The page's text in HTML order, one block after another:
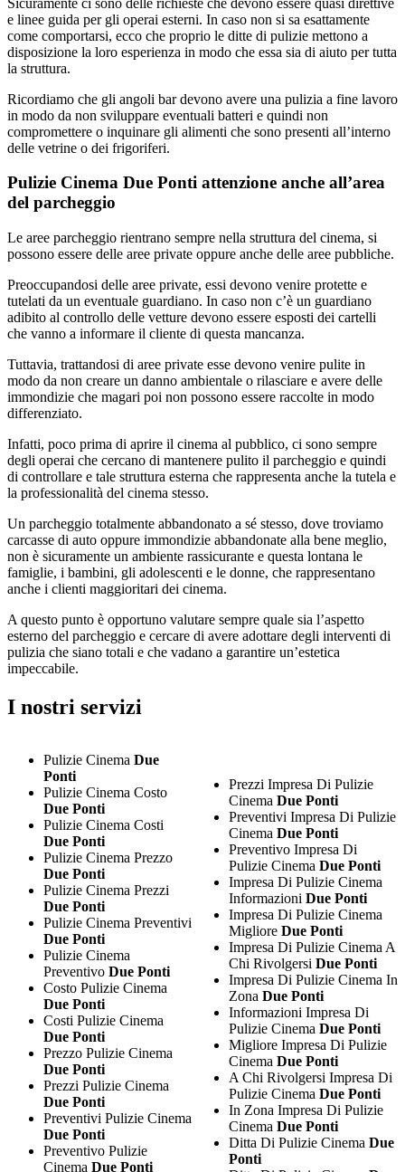
e linee guida per gli operai esterni. In caso non si sa esattamente
come comportarsi, ecco che proprio le ditte di pulizie mettono a
disposizione la loro esperienza in modo che essa sia di aiuto per tutta
la struttura.
Ricordiamo che gli angoli bar devono avere una pulizia a fine lavoro
in modo da non sviluppare eventuali batteri e quindi non
compromettere o inquinare gli alimenti che sono presenti all’interno
delle vetrine o dei frigoriferi.
Pulizie Cinema Due Ponti attenzione anche all’area
del parcheggio
Le aree parcheggio rientrano sempre nella struttura del cinema, si
possono essere delle aree private oppure anche delle aree pubbliche.
Preoccupandosi delle aree private, essi devono venire protette e
tutelati da un eventuale guardiano. In caso non c’è un guardiano
adibito al controllo delle vetture devono essere esposti dei cartelli
che vanno a informare il cliente di questa mancanza.
Tuttavia, trattandosi di aree private esse devono venire pulite in
modo da non creare un danno ambientale o rilasciare e avere delle
immondizie che magari poi non possono essere raccolte in modo
differenziato.
Infatti, poco prima di aprire il cinema al pubblico, ci sono sempre
degli operai che cercano di mantenere pulito il parcheggio e quindi
di controllare e tale struttura esterna che rappresenta anche la tutela e
la professionalità del cinema stesso.
Un parcheggio totalmente abbandonato a sé stesso, dove troviamo
carcasse di auto oppure immondizie abbandonate alla bene meglio,
non è sicuramente un ambiente rassicurante e questa lontana le
famiglie, i bambini, gli adolescenti e le donne, che rappresentano
anche i clienti maggioritari dei cinema.
A questo punto è opportuno valutare sempre quale sia l’aspetto
esterno del parcheggio e cercare di avere adottare degli interventi di
pulizia che siano totali e che vadano a garantire un’estetica
impeccabile.
I nostri servizi
Pulizie Cinema Due
Ponti
Pulizie Cinema Costo
Due Ponti
Pulizie Cinema Costi
Due Ponti
Pulizie Cinema Prezzo
Due Ponti
Pulizie Cinema Prezzi
Due Ponti
Pulizie Cinema Preventivi
Due Ponti
Pulizie Cinema
Preventivo Due Ponti
Costo Pulizie Cinema
Due Ponti
Costi Pulizie Cinema
Due Ponti
Prezzo Pulizie Cinema
Due Ponti
Prezzi Pulizie Cinema
Due Ponti
Preventivi Pulizie Cinema
Due Ponti
Preventivo Pulizie
Cinema Due Ponti
Prezzi Impresa Di Pulizie
Cinema Due Ponti
Preventivi Impresa Di Pulizie
Cinema Due Ponti
Preventivo Impresa Di
Pulizie Cinema Due Ponti
Impresa Di Pulizie Cinema
Informazioni Due Ponti
Impresa Di Pulizie Cinema
Migliore Due Ponti
Impresa Di Pulizie Cinema A
Chi Rivolgersi Due Ponti
Impresa Di Pulizie Cinema In
Zona Due Ponti
Informazioni Impresa Di
Pulizie Cinema Due Ponti
Migliore Impresa Di Pulizie
Cinema Due Ponti
A Chi Rivolgersi Impresa Di
Pulizie Cinema Due Ponti
In Zona Impresa Di Pulizie
Cinema Due Ponti
Ditta Di Pulizie Cinema Due
Ponti